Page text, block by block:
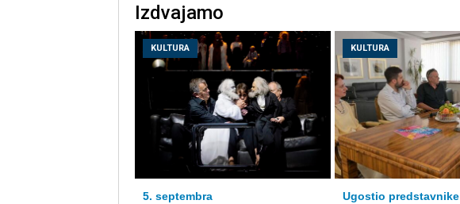
Izdvajamo
KULTURA
5. septembra
KULTURA
Ugostio predstavnike